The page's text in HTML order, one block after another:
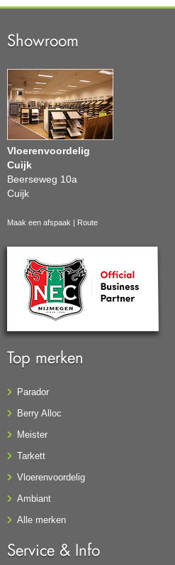
Showroom
Vloerenvoordelig
Cuijk
Beerseweg 10a
Cuijk
Maak een afspaak Route
Top merken
Parador
Berry Alloc
Meister
Tarkett
Vloerenvoordelig
Ambiant
Alle merken
Service & Info